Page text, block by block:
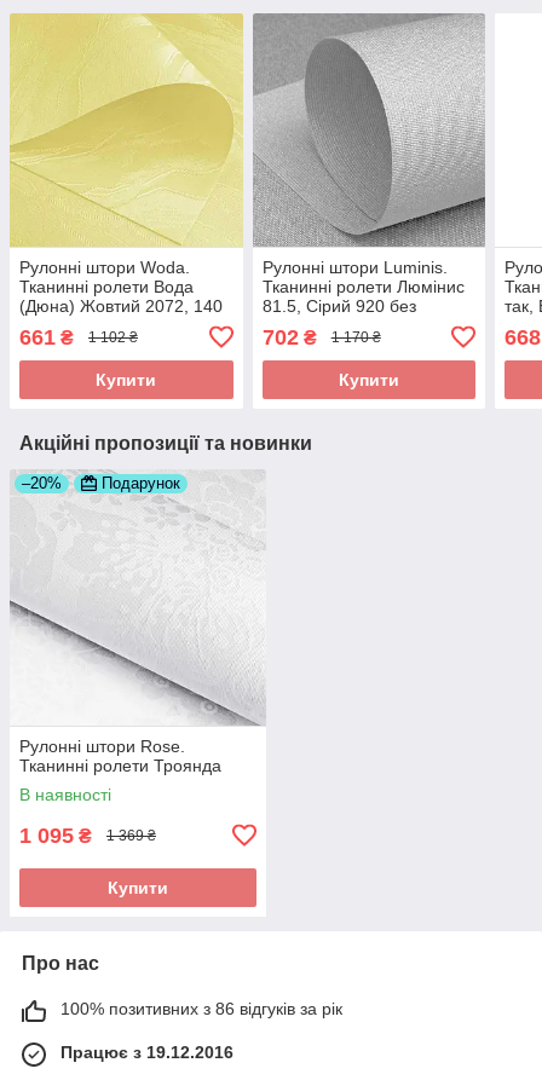
Рулонні штори Woda.
Тканинні ролети Вода
(Дюна) Жовтий 2072, 140
661 ₴ 1 102 ₴
Купити
Рулонні штори Luminis.
Тканинні ролети Люмінис
81.5, Сірий 920 без
702₴ 1 170 ₴
Купити
так,
668
Акційні пропозиції та новинки
–20% Подарунок
Рулонні штори Rose.
Тканинні ролети Троянда
В наявності
1 095 ₴ 1 369 ₴
Купити
Про нас
100% позитивних з 86 відгуків за рік
Працює з 19.12.2016